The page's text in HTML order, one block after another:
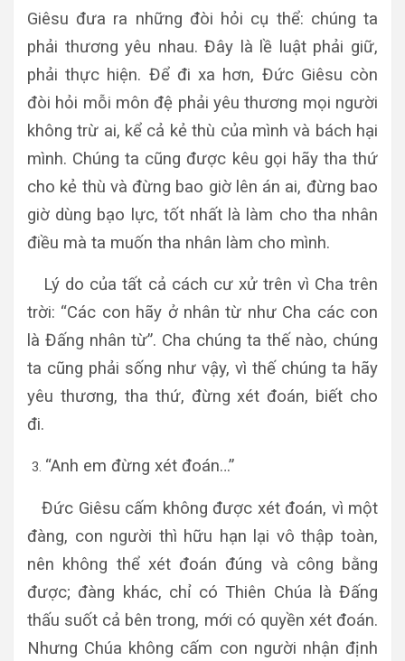
Giêsu đưa ra những đòi hỏi cụ thể: chúng ta
phải thương yêu nhau. Đây là lề luật phải giữ,
phải thực hiện. Để đi xa hơn, Đức Giêsu còn
đòi hỏi mỗi môn đệ phải yêu thương mọi người
không trừ ai, kể cả kẻ thù của mình và bách hại
mình. Chúng ta cũng được kêu gọi hãy tha thứ
cho kẻ thù và đừng bao giờ lên án ai, đừng bao
giờ dùng bạo lực, tốt nhất là làm cho tha nhân
điều mà ta muốn tha nhân làm cho mình.
Lý do của tất cả cách cư xử trên vì Cha trên
trời: “Các con hãy ở nhân từ như Cha các con
là Đấng nhân từ”. Cha chúng ta thế nào, chúng
ta cũng phải sống như vậy, vì thế chúng ta hãy
yêu thương, tha thứ, đừng xét đoán, biết cho
đi.
“Anh em đừng xét đoán…”
Đức Giêsu cấm không được xét đoán, vì một
đàng, con người thì hữu hạn lại vô thập toàn,
nên không thể xét đoán đúng và công bằng
được; đàng khác, chỉ có Thiên Chúa là Đấng
thấu suốt cả bên trong, mới có quyền xét đoán.
Nhưng Chúa không cấm con người nhận định